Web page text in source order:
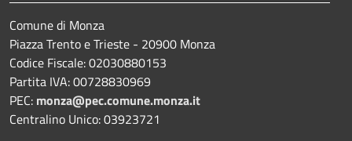
Comune di Monza
Piazza Trento e Trieste - 20900 Monza
Codice Fiscale: 02030880153
Partita IVA: 00728830969
PEC: monza@pec.comune.monza.it
Centralino Unico: 03923721